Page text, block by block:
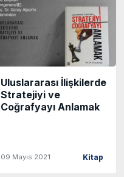
Uluslararası İlişkilerde
Stratejiyi ve
Coğrafyayı Anlamak
09 Mayıs 2021 Kitap